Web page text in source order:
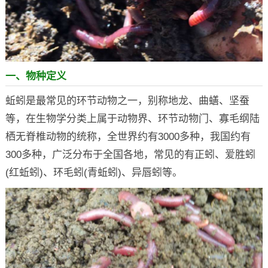
一、物种定义
蚯蚓是最常见的环节动物之一，别称地龙、曲蟮、坚蚕
等，在生物学分类上属于动物界、环节动物门、寡毛纲陆
栖无脊椎动物的统称，全世界约有3000多种，我国约有
300多种，广泛分布于全国各地，常见的有正蚓、爱胜蚓
(红蚯蚓)、环毛蚓(青蚯蚓)、异唇蚓等。